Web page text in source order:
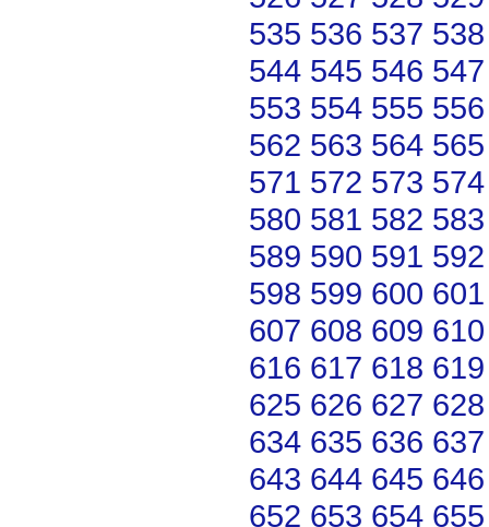
535 536 537 538
544 545 546 547
553 554 555 556
562 563 564 565
571 572 573 574
580 581 582 583
589 590 591 592
598 599 600 601
607 608 609 610
616 617 618 619
625 626 627 628
634 635 636 637
643 644 645 646
652 653 654 655